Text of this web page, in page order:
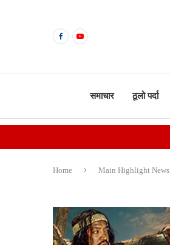
समाचार ठूलो पर्दा
Home Main Highlight News